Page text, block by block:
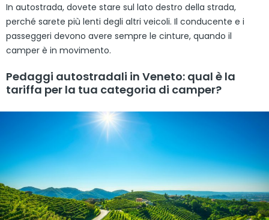
In autostrada, dovete stare sul lato destro della strada,
perché sarete più lenti degli altri veicoli. Il conducente e i
passeggeri devono avere sempre le cinture, quando il
camper è in movimento.
Pedaggi autostradali in Veneto: qual è la
tariffa per la tua categoria di camper?